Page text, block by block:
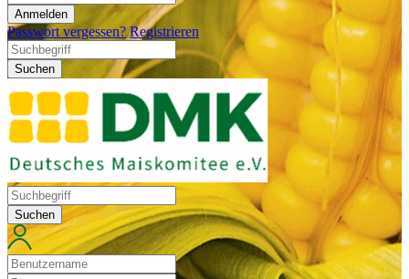
Anmelden
Passwort vergessen? Registrieren
Suchen
Suchen